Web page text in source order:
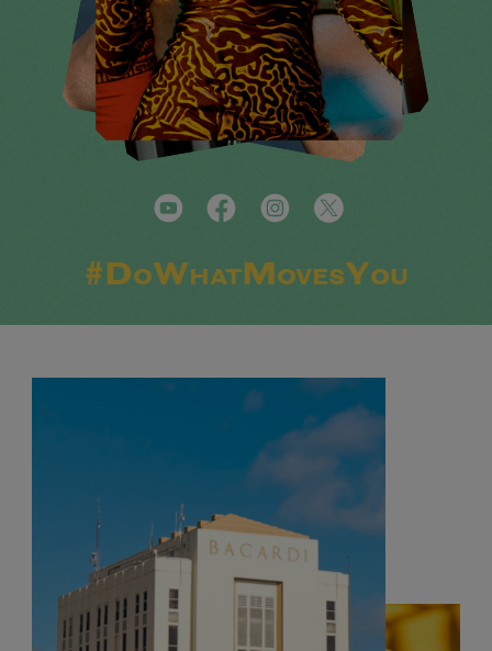
#DoWhatMovesYou